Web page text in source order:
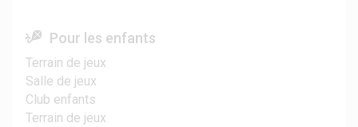
Pour les enfants
Terrain de jeux
Salle de jeux
Club enfants
Terrain de jeux